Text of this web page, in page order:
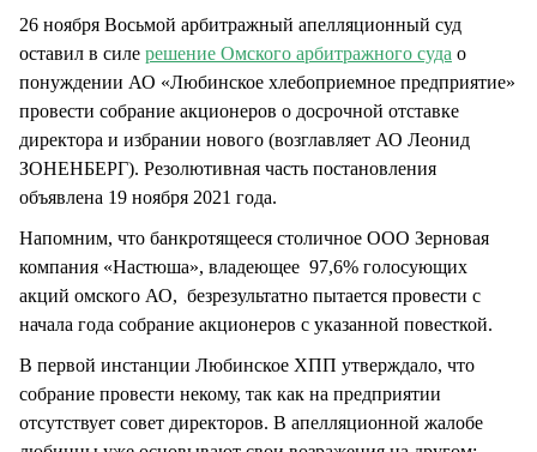
26 ноября Восьмой арбитражный апелляционный суд
оставил в силе решение Омского арбитражного суда о
понуждении АО «Любинское хлебоприемное предприятие»
провести собрание акционеров о досрочной отставке
директора и избрании нового (возглавляет АО Леонид
ЗОНЕНБЕРГ). Резолютивная часть постановления
объявлена 19 ноября 2021 года.
Напомним, что банкротящееся столичное ООО Зерновая
компания «Настюша», владеющее 97,6% голосующих
акций омского АО, безрезультатно пытается провести с
начала года собрание акционеров с указанной повесткой.
В первой инстанции Любинское ХПП утверждало, что
собрание провести некому, так как на предприятии
отсутствует совет директоров. В апелляционной жалобе